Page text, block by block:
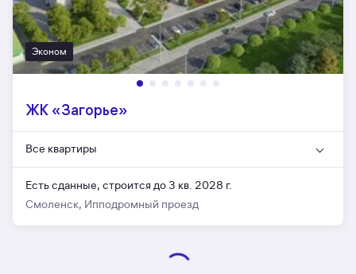
Эконом
ЖК «Загорье»
Все квартиры
Есть сданные, строится до 3 кв. 2028 г.
Смоленск, Ипподромный проезд